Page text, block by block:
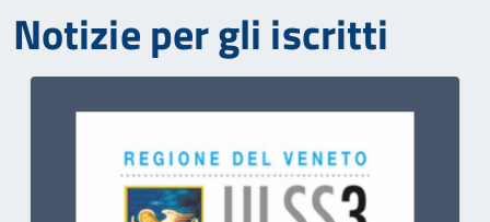
Notizie per gli iscritti